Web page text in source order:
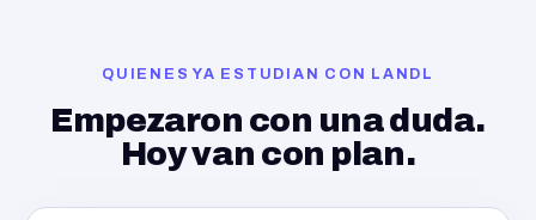
QUIENES YA ESTUDIAN CON LANDL
Empezaron con una duda.
Hoy van con plan.